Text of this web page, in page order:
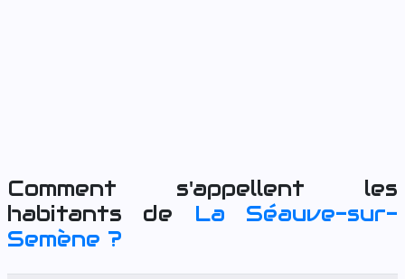
Comment s'appellent les
habitants de La Séauve-sur-
Semène ?